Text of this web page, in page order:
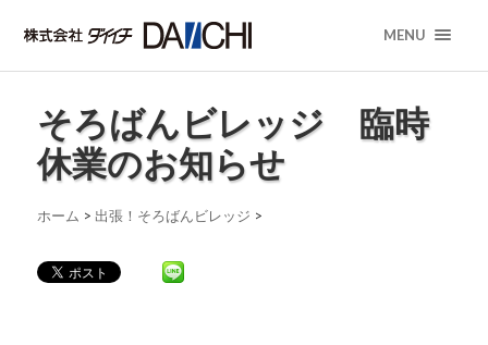
MENU
そろばんビレッジ 臨時
休業のお知らせ
ホーム > 出張！そろばんビレッジ >